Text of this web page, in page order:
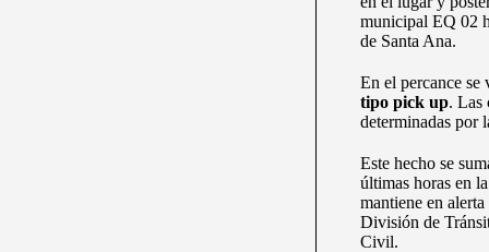
municipal EQ 02
de Santa Ana.
En el percance
tipo pick up. Las
determinadas por
Este hecho se
últimas horas en
mantiene en
División de
Civil.